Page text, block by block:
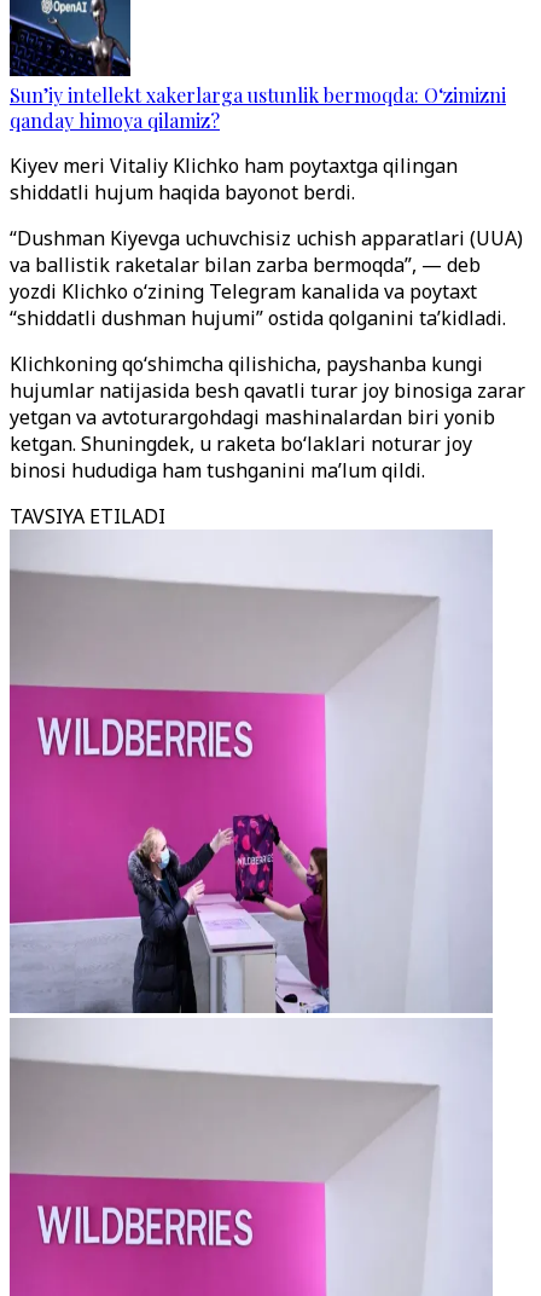
Sun’iy intellekt xakerlarga ustunlik bermoqda: O‘zimizni
qanday himoya qilamiz?
Kiyev meri Vitaliy Klichko ham poytaxtga qilingan
shiddatli hujum haqida bayonot berdi.
“Dushman Kiyevga uchuvchisiz uchish apparatlari (UUA)
va ballistik raketalar bilan zarba bermoqda”, — deb
yozdi Klichko o‘zining Telegram kanalida va poytaxt
“shiddatli dushman hujumi” ostida qolganini ta’kidladi.
Klichkoning qo‘shimcha qilishicha, payshanba kungi
hujumlar natijasida besh qavatli turar joy binosiga zarar
yetgan va avtoturargohdagi mashinalardan biri yonib
ketgan. Shuningdek, u raketa bo‘laklari noturar joy
binosi hududiga ham tushganini ma’lum qildi.
TAVSIYA ETILADI